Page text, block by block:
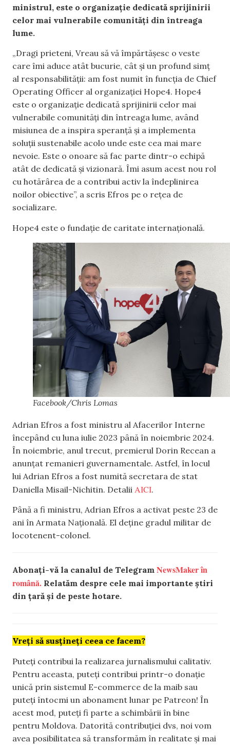
ministrul, este o organizație dedicată sprijinirii
celor mai vulnerabile comunități din întreaga
lume.
„Dragi prieteni, Vreau să vă împărtășesc o veste
care îmi aduce atât bucurie, cât și un profund simț
al responsabilității: am fost numit în funcția de Chief
Operating Officer al organizației Hope4. Hope4
este o organizație dedicată sprijinirii celor mai
vulnerabile comunități din întreaga lume, având
misiunea de a inspira speranță și a implementa
soluții sustenabile acolo unde este cea mai mare
nevoie. Este o onoare să fac parte dintr-o echipă
atât de dedicată și vizionară. Îmi asum acest nou rol
cu hotărârea de a contribui activ la îndeplinirea
noilor obiective”, a scris Efros pe o rețea de
socializare.
Hope4 este o fundație de caritate internațională.
Facebook/Chris Lomas
Adrian Efros a fost ministru al Afacerilor Interne
începând cu luna iulie 2023 până în noiembrie 2024.
În noiembrie, anul trecut, premierul Dorin Recean a
anunțat remanieri guvernamentale. Astfel, în locul
lui Adrian Efros a fost numită secretara de stat
Daniella Misail-Nichitin. Detalii AICI.
Până a fi ministru, Adrian Efros a activat peste 23 de
ani în Armata Națională. El deține gradul militar de
locotenent-colonel.
Abonați-vă la canalul de Telegram NewsMaker în
română. Relatăm despre cele mai importante știri
din țară și de peste hotare.
Vreți să susțineți ceea ce facem?
Puteți contribui la realizarea jurnalismului calitativ.
Pentru aceasta, puteți contribui printr-o donație
unică prin sistemul E-commerce de la maib sau
puteți întocmi un abonament lunar pe Patreon! În
acest mod, puteți fi parte a schimbării în bine
pentru Moldova. Datorită contribuției dvs, noi vom
avea posibilitatea să transformăm în realitate și mai